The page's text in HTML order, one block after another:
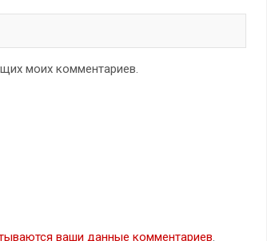
моих комментариев.
ваши данные комментариев.